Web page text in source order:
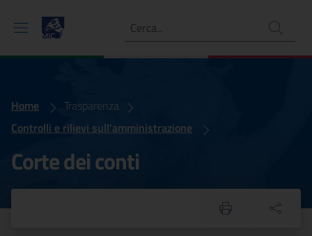
Ricerca
Home
Trasparenza
Controlli e rilievi sull'amministrazione
Corte dei conti
Corte dei conti